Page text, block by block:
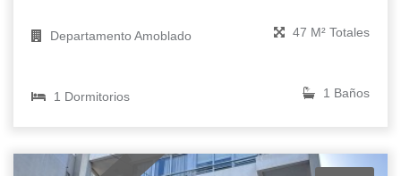
Departamento Amoblado 47 M² Totales
1 Dormitorios 1 Baños